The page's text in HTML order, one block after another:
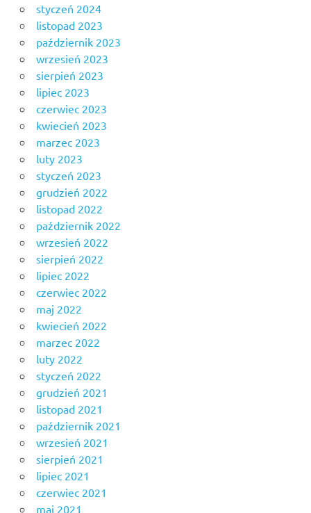
styczeń 2024
listopad 2023
październik 2023
wrzesień 2023
sierpień 2023
lipiec 2023
czerwiec 2023
kwiecień 2023
marzec 2023
luty 2023
styczeń 2023
grudzień 2022
listopad 2022
październik 2022
wrzesień 2022
sierpień 2022
lipiec 2022
czerwiec 2022
maj 2022
kwiecień 2022
marzec 2022
luty 2022
styczeń 2022
grudzień 2021
listopad 2021
październik 2021
wrzesień 2021
sierpień 2021
lipiec 2021
czerwiec 2021
maj 2021